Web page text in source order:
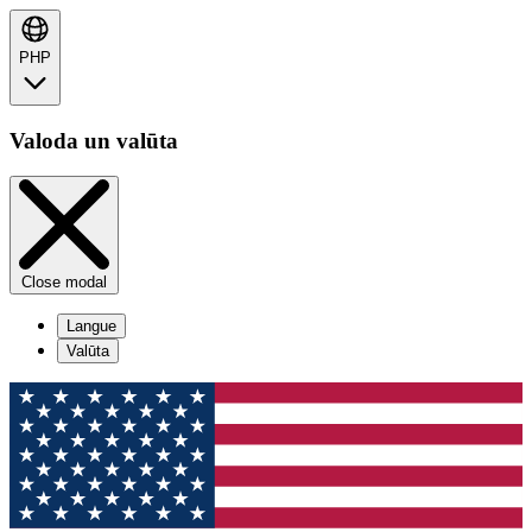
PHP
Valoda un valūta
Close modal
Langue
Valūta